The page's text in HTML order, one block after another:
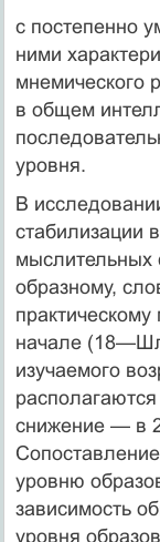
с постепенно
ними
мнемического
в общем
уровня.
В
стабилизации
мыслительных
образному,
начале
изучаемого
снижение — в
уровню
зависимость
уровня